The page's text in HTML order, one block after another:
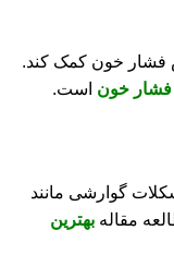
فشار خون کمک کند.
فشار خون است.
گوارشی مانند
مقاله بهترین